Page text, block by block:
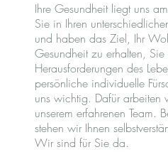
Ihre Gesundheit liegt uns
Sie in Ihren
und haben das Ziel, Ihr
Gesundheit zu erhalten,
Herausforderungen des
persönliche individuelle
uns wichtig. Dafür arbeiten
unserem erfahrenen Team.
stehen wir Ihnen
Wir sind für Sie da.